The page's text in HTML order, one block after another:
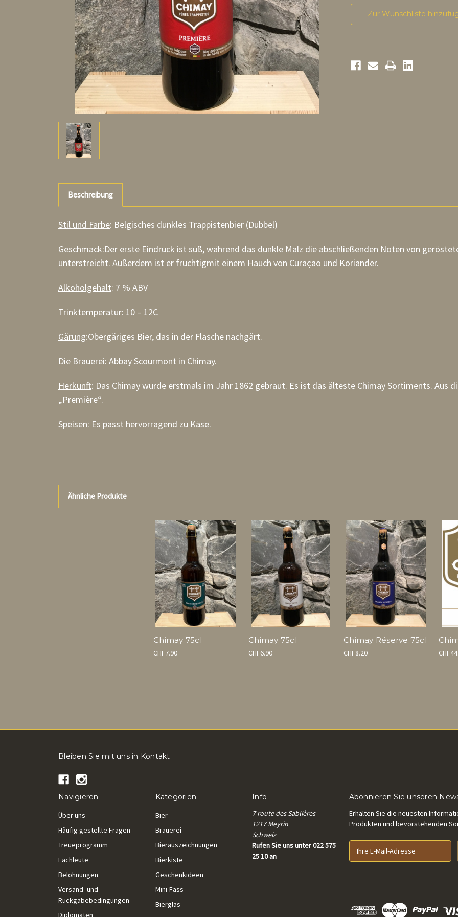
Zur Wunschliste
Beschreibung
Stil und Farbe: Belgisches dunkles Trappistenbier (Dubbel)
Geschmack:Der erste Eindruck ist süß, während das dunkle Malz die abschließenden Noten von
unterstreicht. Außerdem ist er fruchtigmit einem Hauch von Curaçao und Koriander.
Alkoholgehalt: 7 % ABV
Trinktemperatur: 10 – 12C
Gärung:Obergäriges Bier, das in der Flasche nachgärt.
Die Brauerei: Abbay Scourmont in Chimay.
Herkunft: Das Chimay wurde erstmals im Jahr 1862 gebraut. Es ist das älteste Chimay Sortiments. Aus
„Première“.
Speisen: Es passt hervorragend zu Käse.
Ähnliche Produkte
Chimay 75cl
CHF7.90
Chimay 75cl
CHF6.90
Chimay Réserve 75cl
CHF8.20
Bleiben Sie mit uns in Kontakt
Navigieren
Über uns
Häufig gestellte Fragen
Treueprogramm
Fachleute
Belohnungen
Versand- und
Rückgabebedingungen
Diplomaten
Kategorien
Bier
Brauerei
Bierauszeichnungen
Bierkiste
Geschenkideen
Mini-Fass
Bierglas
Info
7 route des Sablières
1217 Meyrin
Schweiz
Rufen Sie uns unter 022 575
25 10 an
Abonnieren Sie unseren
Erhalten Sie die neuesten
Produkten und bevorstehenden
E